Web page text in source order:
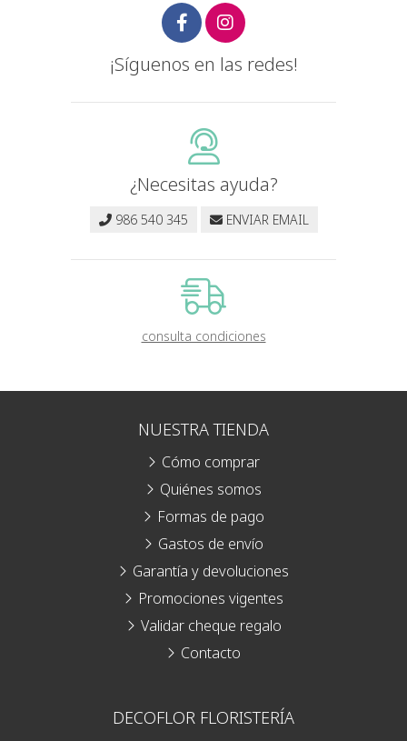
¡Síguenos en las redes!
¿Necesitas ayuda?
986 540 345 ENVIAR EMAIL
consulta condiciones
DECOFLOR FLORISTERÍA
NUESTRA TIENDA
Cómo comprar
Quiénes somos
Formas de pago
Gastos de envío
Garantía y devoluciones
Promociones vigentes
Validar cheque regalo
Contacto